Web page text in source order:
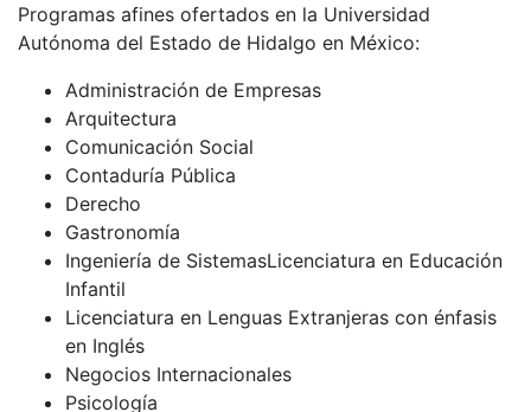
Programas afines ofertados en la Universidad
Autónoma del Estado de Hidalgo en México:
Administración de Empresas
Arquitectura
Comunicación Social
Contaduría Pública
Derecho
Gastronomía
Ingeniería de SistemasLicenciatura en Educación
Infantil
Licenciatura en Lenguas Extranjeras con énfasis
en Inglés
Negocios Internacionales
Psicología